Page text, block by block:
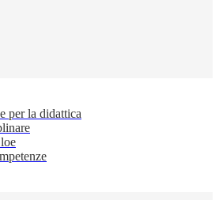
per la didattica